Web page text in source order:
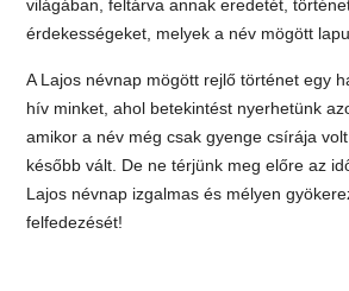
világában, feltárva annak eredetét,
érdekességeket, melyek a név mögött
A Lajos névnap mögött rejlő történet egy
hív minket, ahol betekintést nyerhetünk
amikor a név még csak gyenge csírája
később vált. De ne térjünk meg előre az
Lajos névnap izgalmas és mélyen
felfedezését!